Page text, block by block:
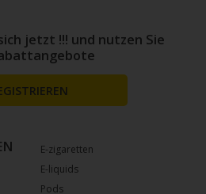
E-zigaretten
E-liquids
Pods
jetzt !!! und nutzen Sie